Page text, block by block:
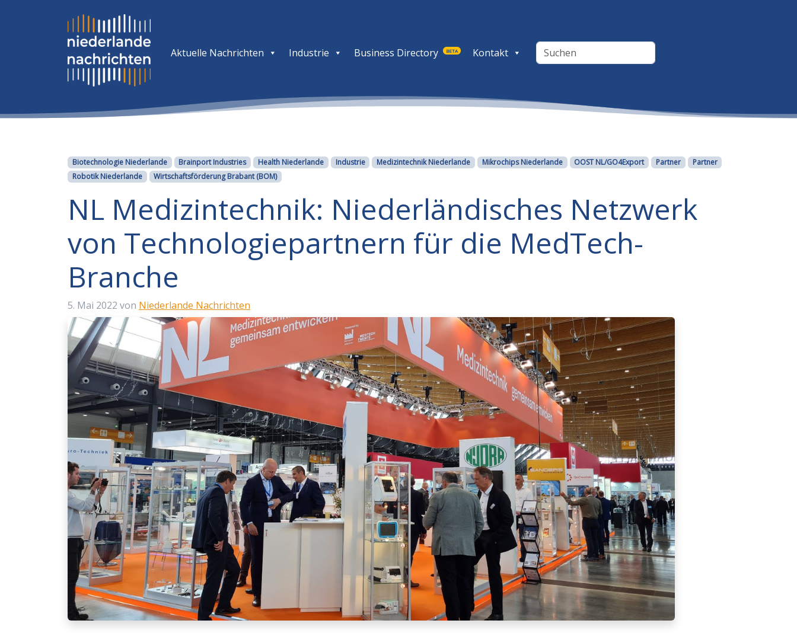
Aktuelle Nachrichten Industrie Business Directory BETA Kontakt
Kategorien
Biotechnologie Niederlande Brainport Industries Health Niederlande Industrie Medizintechnik Niederlande Mikrochips Niederlande OOST NL/GO4Export Partner
Partner
Robotik Niederlande
Wirtschaftsförderung Brabant (BOM)
NL Medizintechnik: Niederländisches Netzwerk
von Technologiepartnern für die MedTech-
Branche
5. Mai 2022 von Niederlande Nachrichten